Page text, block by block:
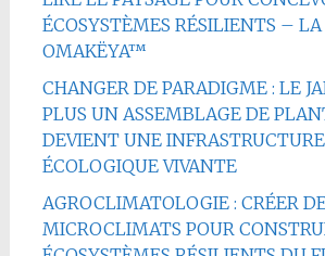
ÉCOSYSTÈMES RÉSILIENTS –
OMAKËYA™
CHANGER DE PARADIGME : LE
PLUS UN ASSEMBLAGE DE
DEVIENT UNE INFRASTRUCTURE
ÉCOLOGIQUE VIVANTE
AGROCLIMATOLOGIE : CRÉER
MICROCLIMATS POUR